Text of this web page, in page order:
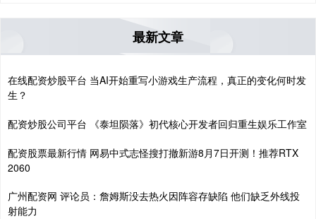
最新文章
在线配资炒股平台 当AI开始重写小游戏生产流程，真正的变化何时发
生？
配资炒股公司平台 《泰坦陨落》初代核心开发者回归重生娱乐工作室
配资股票最新行情 网易中式志怪搜打撤新游8月7日开测！推荐RTX
2060
广州配资网 评论员：詹姆斯没去热火因阵容存缺陷 他们缺乏外线投
射能力